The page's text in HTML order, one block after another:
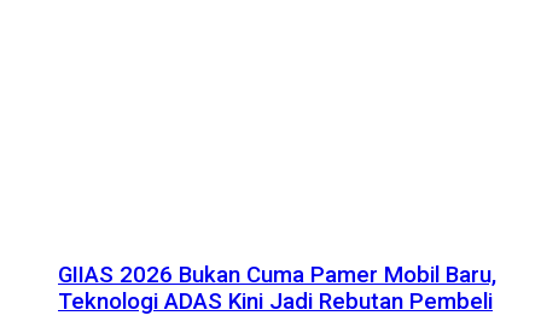
GIIAS 2026 Bukan Cuma Pamer Mobil Baru,
Teknologi ADAS Kini Jadi Rebutan Pembeli